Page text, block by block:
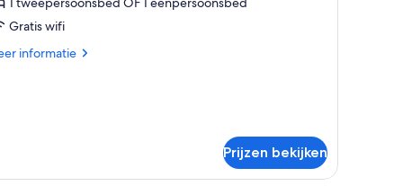
Gratis wifi
informatie
Prijzen bekijken